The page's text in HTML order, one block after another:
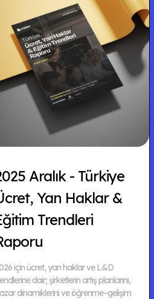
Aralık - Türkiye
Yan Haklar &
Trendleri
için ücret, yan haklar ve L&D
dair; şirketlerin artış planlarını,
dinamiklerini ve öğrenme–gelişim